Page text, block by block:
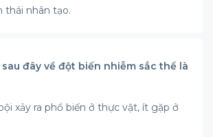
thái nhân tạo.
đây về đột biến nhiễm sắc thể là
xảy ra phổ biến ở thực vật, ít gặp ở